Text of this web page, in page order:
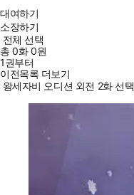
대여하기
소장하기
전체 선택
총0화0원
1권부터
이전목록 더보기
왕세자비 오디션 외전 2화 선택